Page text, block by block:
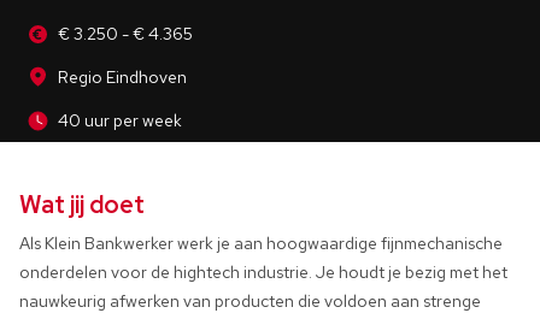
€ 3.250 - € 4.365
Regio Eindhoven
40 uur per week
Wat jij doet
Als Klein Bankwerker werk je aan hoogwaardige fijnmechanische
onderdelen voor de hightech industrie. Je houdt je bezig met het
nauwkeurig afwerken van producten die voldoen aan strenge